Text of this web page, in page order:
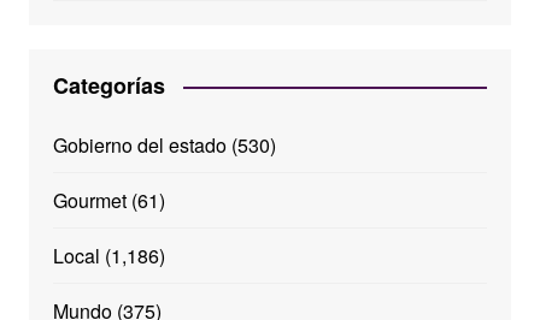
Categorías
Gobierno del estado(530)
Gourmet(61)
Local (1,186)
Mundo(375)